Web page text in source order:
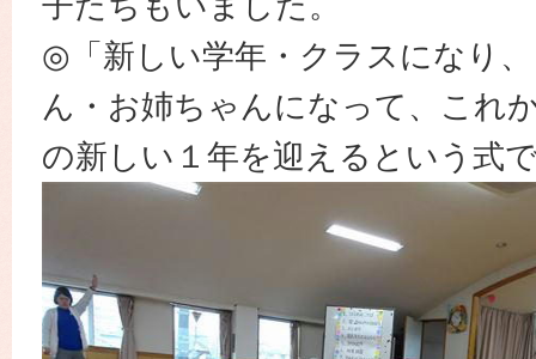
◎「新しい学年・クラスになり
ん・お姉ちゃんになって、これ
の新しい１年を迎えるという式